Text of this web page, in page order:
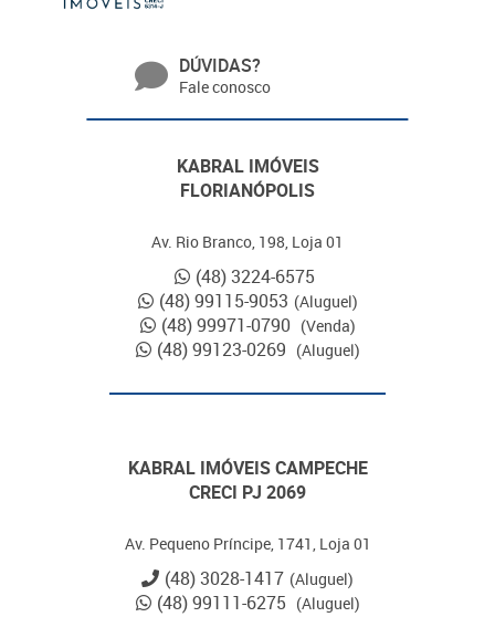
DÚVIDAS?
Fale conosco
KABRAL IMÓVEIS
FLORIANÓPOLIS
Av. Rio Branco, 198, Loja 01
(48) 3224-6575
(48) 99115-9053 (Aluguel)
(48) 99971-0790 (Venda)
(48) 99123-0269 (Aluguel)
KABRAL IMÓVEIS CAMPECHE
CRECI PJ 2069
Av. Pequeno Príncipe, 1741, Loja 01
(48) 3028-1417 (Aluguel)
(48) 99111-6275 (Aluguel)